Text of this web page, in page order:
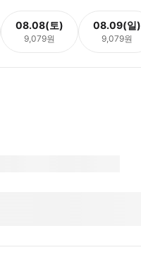
08.08(토)
9,079원
08.09(일)
9,079원